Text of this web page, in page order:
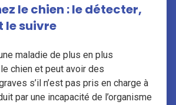
le chien : le détecter,
le suivre
maladie de plus en plus
chien et peut avoir des
s’il n’est pas pris en charge à
par une incapacité de l’organisme